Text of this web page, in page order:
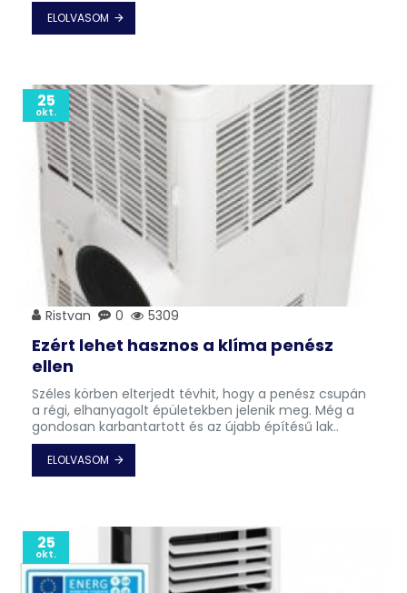
ELOLVASOM
25
okt.
Ristvan 0 5309
Ezért lehet hasznos a klíma penész
ellen
Széles körben elterjedt tévhit, hogy a penész csupán
a régi, elhanyagolt épületekben jelenik meg. Még a
gondosan karbantartott és az újabb építésű lak..
ELOLVASOM
25
okt.